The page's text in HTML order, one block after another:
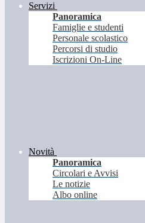
Servizi
Panoramica
Famiglie e studenti
Personale scolastico
Percorsi di studio
Iscrizioni On-Line
Novità
Panoramica
Circolari e Avvisi
Le notizie
Albo online